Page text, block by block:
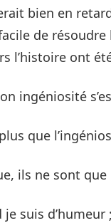
bien en
de résoudre
l’histoire ont
ingéniosité
que
ils ne sont que
suis